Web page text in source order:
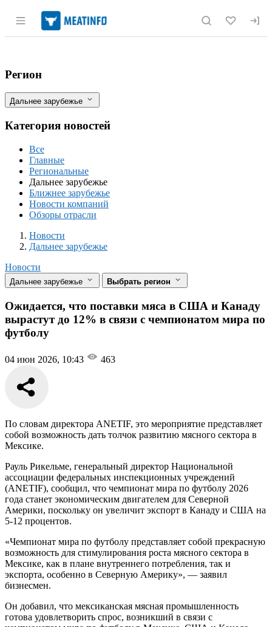
Раздел навигации по сайту
Ожидается, что поставки мяса в США
Фильтры
Регион
Дальнее зарубежье
Категория новостей
Все
Главные
Региональные
Дальнее зарубежье
Ближнее зарубежье
Новости компаний
Обзоры отрасли
Новости
Разделы
Новости
Дальнее зарубежье
Новости
Дальнее зарубежье Выбрать регион
Ожидается, что поставки мяса в США и Канаду
вырастут до 12% в связи с чемпионатом мира по
футболу
04 июн 2026, 10:43 463
По словам директора ANETIF, это мероприятие представляет
собой возможность дать толчок развитию мясного сектора в
Мексике.
Рауль Рикельме, генеральный директор Национальной
ассоциации федеральных инспекционных учреждений
(ANETIF), сообщил, что чемпионат мира по футболу 2026
года станет экономическим двигателем для Северной
Америки, поскольку он увеличит экспорт в Канаду и США на
5-12 процентов.
«Чемпионат мира по футболу представляет собой прекрасную
возможность для стимулирования роста мясного сектора в
Мексике, как в плане внутреннего потребления, так и
экспорта, особенно в Северную Америку», — заявил
бизнесмен.
Он добавил, что мексиканская мясная промышленность
готова удовлетворить спрос, возникший в связи с